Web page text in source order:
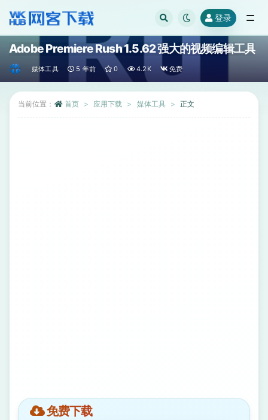
登录
Adobe Premiere Rush 1.5.62 强大的视频编辑工具
媒体工具 5 年前 0 4.2K 免费
当前位置： 首页 应用下载 媒体工具 正文
免费下载
全部